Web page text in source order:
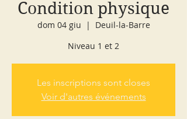
Condition physique
dom 04 giu
  |
Deuil-la-Barre
Niveau 1 et 2
Les inscriptions sont closes
Voir d'autres événements